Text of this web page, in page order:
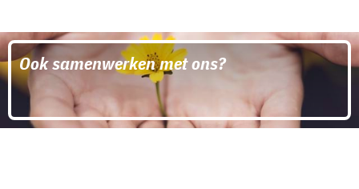
Ook samenwerken met ons?